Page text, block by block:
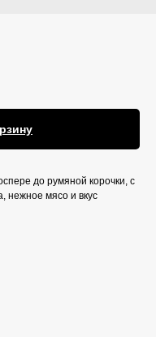
до румяной корочки, с
нежное мясо и вкус